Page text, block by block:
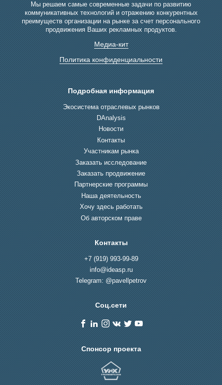
Мы решаем самые современные задачи по развитию
коммуникативных технологий и отражению конкурентных
преимуществ организации на рынке за счет персонального
продвижения Ваших рекламных продуктов.
Медиа-кит
Политика конфиденциальности
Подробная информация
Экосистема отраслевых рынков
DAnalysis
Новости
Контакты
Участникам рынка
Заказать исследование
Заказать продвижение
Партнерские программы
Наша деятельность
Хочу здесь работать
Об авторском праве
Контакты
+7 (919) 993-99-89
info@ideasp.ru
Telegram: @pavellpetrov
Соц.сети
Спонсор проекта